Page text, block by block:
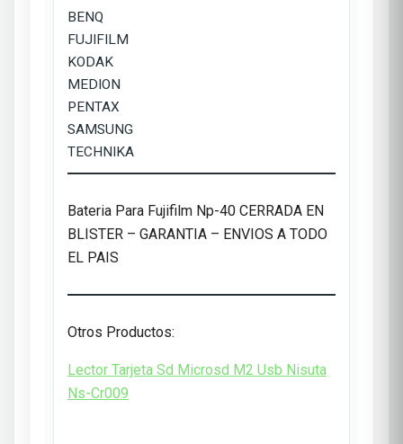
BENQ
FUJIFILM
KODAK
MEDION
PENTAX
SAMSUNG
TECHNIKA
Bateria Para Fujifilm Np-40 CERRADA EN
BLISTER – GARANTIA – ENVIOS A TODO
EL PAIS
Otros Productos:
Lector Tarjeta Sd Microsd M2 Usb Nisuta
Ns-Cr009